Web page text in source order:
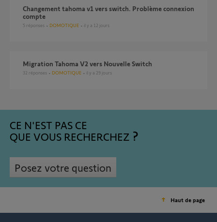
Changement tahoma v1 vers switch. Problème connexion
compte
5 réponses DOMOTIQUE il y a 12 jours
Migration Tahoma V2 vers Nouvelle Switch
32 réponses DOMOTIQUE il y a 29 jours
CE N'EST PAS CE
QUE VOUS RECHERCHEZ
Posez votre question
Haut de page